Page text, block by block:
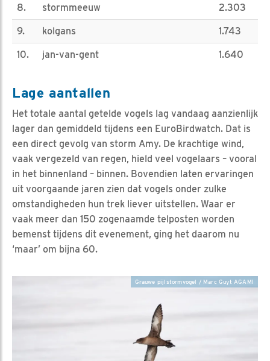
8. stormmeeuw 2.303
9. kolgans 1.743
10. jan-van-gent 1.640
Lage aantallen
Het totale aantal getelde vogels lag vandaag aanzienlijk
lager dan gemiddeld tijdens een EuroBirdwatch. Dat is
een direct gevolg van storm Amy. De krachtige wind,
vaak vergezeld van regen, hield veel vogelaars – vooral
in het binnenland – binnen. Bovendien laten ervaringen
uit voorgaande jaren zien dat vogels onder zulke
omstandigheden hun trek liever uitstellen. Waar er
vaak meer dan 150 zogenaamde telposten worden
bemenst tijdens dit evenement, ging het daarom nu
‘maar’ om bijna 60.
Grauwe pijlstormvogel / Marc Guyt AGAMI